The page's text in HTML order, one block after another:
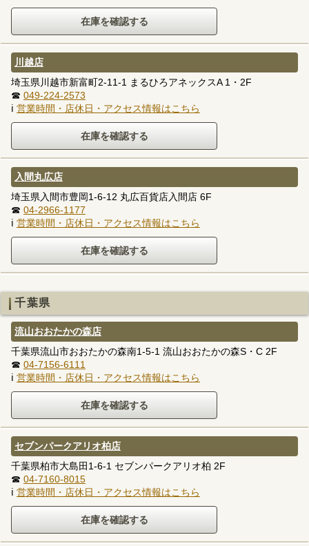
川越店
埼玉県川越市新富町2-11-1 まるひろアネックスA 1・2F
☎ 049-224-2573
ℹ 営業時間・店休日・アクセス情報はこちら
入間丸広店
埼玉県入間市豊岡1-6-12 丸広百貨店入間店 6F
☎ 04-2966-1177
ℹ 営業時間・店休日・アクセス情報はこちら
千葉県
流山おおたかの森店
千葉県流山市おおたかの森南1-5-1 流山おおたかの森S・C 2F
☎ 04-7156-6111
ℹ 営業時間・店休日・アクセス情報はこちら
セブンパークアリオ柏店
千葉県柏市大島田1-6-1 セブンパークアリオ柏 2F
☎ 04-7160-8015
ℹ 営業時間・店休日・アクセス情報はこちら